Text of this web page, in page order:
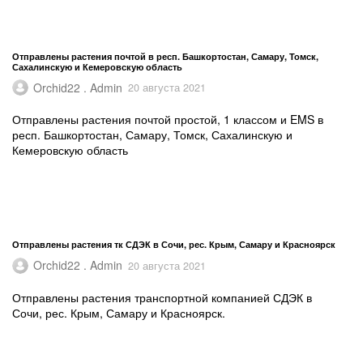
Отправлены растения почтой в респ. Башкортостан, Самару, Томск,
Сахалинскую и Кемеровскую область
Orchid22 . Admin 20 августа 2021
Отправлены растения почтой простой, 1 классом и EMS в
респ. Башкортостан, Самару, Томск, Сахалинскую и
Кемеровскую область
Отправлены растения тк СДЭК в Сочи, рес. Крым, Самару и Красноярск
Orchid22 . Admin 20 августа 2021
Отправлены растения транспортной компанией СДЭК в
Сочи, рес. Крым, Самару и Красноярск.